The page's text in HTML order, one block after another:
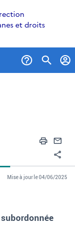
et droits
Mise à jour le 04/06/2025